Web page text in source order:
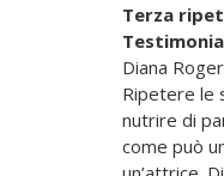
Terza
Diana
Ripetere le
nutrire di
come può